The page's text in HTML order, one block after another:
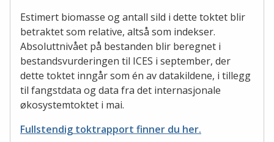
Estimert biomasse og antall sild i dette toktet blir
betraktet som relative, altså som indekser.
Absoluttnivået på bestanden blir beregnet i
bestandsvurderingen til ICES i september, der
dette toktet inngår som én av datakildene, i tillegg
til fangstdata og data fra det internasjonale
økosystemtoktet i mai.
Fullstendig toktrapport finner du her.